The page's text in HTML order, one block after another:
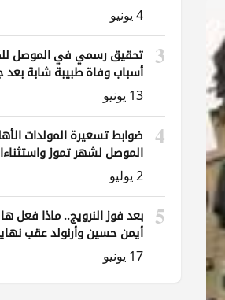
العراق
4 يونيو
3
تحقيق رسمي في الموصل
أسباب وفاة طبيبة شابة بعد
ناظورية
13 يونيو
4
ضوابط تسعيرة المولدات
الموصل لشهر تموز
الوقود
2 يوليو
5
بعد فوز النرويج.. ماذا فعل
أيمن حسين وأرنولد عقب
17 يونيو